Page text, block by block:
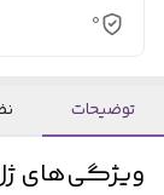
0
توضیحات
ویژگی‌های